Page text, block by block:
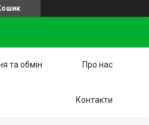
та обмін Про нас
Контакти